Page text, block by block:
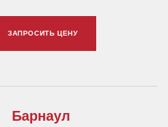
ЗАПРОСИТЬ ЦЕНУ
Барнаул